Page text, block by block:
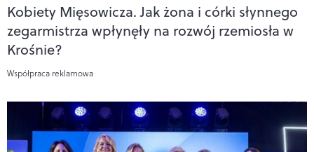
Kobiety Mięsowicza. Jak żona i córki słynnego
zegarmistrza wpłynęły na rozwój rzemiosła w
Krośnie?
Współpraca reklamowa